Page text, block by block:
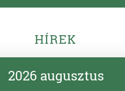
HÍREK
2026 augusztus